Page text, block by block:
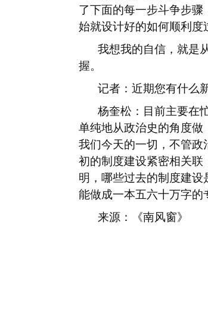
了下面的每一步斗争步
始就设计好的如何顺利度
我想我的自信，就是
握。
记者：近期您有什么
杨奎松：目前主要在
单纯地从政治史的角度做
我们今天的一切，不管政
初的制度建设紧密相关
明，哪些过去的制度建
能做成一本五六十万字的
来源 ： 《南风窗》